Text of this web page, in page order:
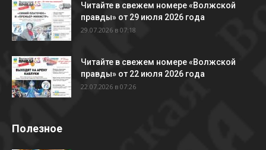
Читайте в свежем номере «Волжской
правды» от 29 июля 2026 года
29.07.2026 в 07:18
Читайте в свежем номере «Волжской
правды» от 22 июля 2026 года
22.07.2026 в 07:26
Полезное